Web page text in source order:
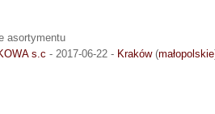
asortymentu
s.c - 2017-06-22 - Kraków(małopolskie